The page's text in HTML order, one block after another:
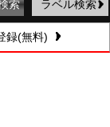
ラベル検索
録(無料)